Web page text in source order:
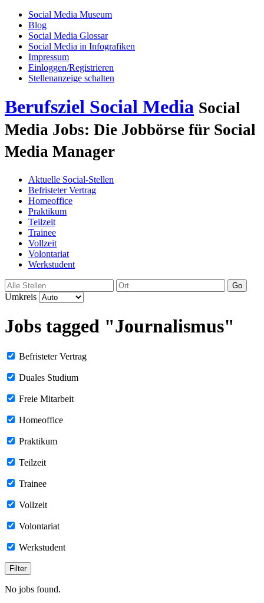
Social Media Museum
Blog
Social Media Glossar
Social Media in Infografiken
Impressum
Einloggen/Registrieren
Stellenanzeige schalten
Berufsziel Social Media Social
Media Jobs: Die Jobbörse für Social
Media Manager
Aktuelle Social-Stellen
Befristeter Vertrag
Homeoffice
Praktikum
Teilzeit
Trainee
Vollzeit
Volontariat
Werkstudent
Go
Umkreis
Jobs tagged "Journalismus"
Befristeter Vertrag
Duales Studium
Freie Mitarbeit
Homeoffice
Praktikum
Teilzeit
Trainee
Vollzeit
Volontariat
Werkstudent
No jobs found.